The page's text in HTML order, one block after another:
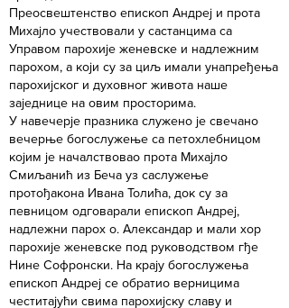
Преосвештенство епископ Андреј и прота
Михајло учествовали у састанцима са
Управом парохије женевске и надлежним
парохом, а који су за циљ имали унапређења
парохијског и духовног живота наше
заједнице на овим просторима.
У навечерје празника служено је свечано
вечерње богослужење са петохлебницом
којим је началствовао прота Михајло
Смиљанић из Беча уз саслужење
протођакона Ивана Толића, док су за
певницом одговарали епископ Андреј,
надлежни парох о. Александар и мали хор
парохије женевске под руководством гђе
Нине Софронски. На крају богослужења
епископ Андреј се обратио верницима
честитајући свима парохијску славу и